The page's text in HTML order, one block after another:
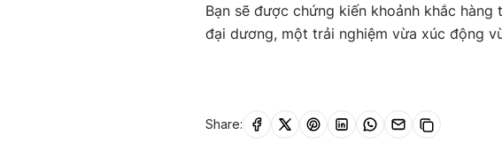
Bạn sẽ được chứng kiến khoảnh khắc
đại dương, một trải nghiệm vừa xúc động
Share: